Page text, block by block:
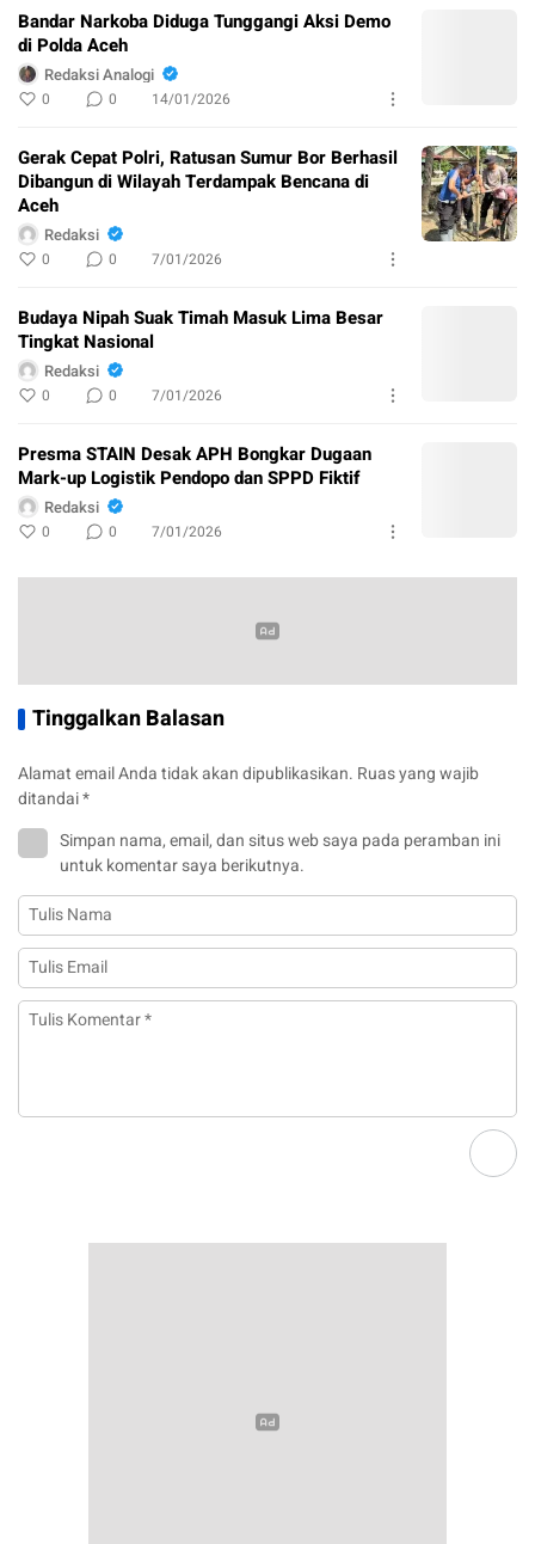
Bandar Narkoba Diduga Tunggangi Aksi Demo
di Polda Aceh
Redaksi Analogi
0 0 14/01/2026
Gerak Cepat Polri, Ratusan Sumur Bor Berhasil
Dibangun di Wilayah Terdampak Bencana di
Aceh
Redaksi
0 0 7/01/2026
Budaya Nipah Suak Timah Masuk Lima Besar
Tingkat Nasional
Redaksi
0 0 7/01/2026
Presma STAIN Desak APH Bongkar Dugaan
Mark-up Logistik Pendopo dan SPPD Fiktif
Redaksi
0 0 7/01/2026
Tinggalkan Balasan
Alamat email Anda tidak akan dipublikasikan. Ruas yang wajib
ditandai*
Simpan nama, email, dan situs web saya pada peramban ini
untuk komentar saya berikutnya.